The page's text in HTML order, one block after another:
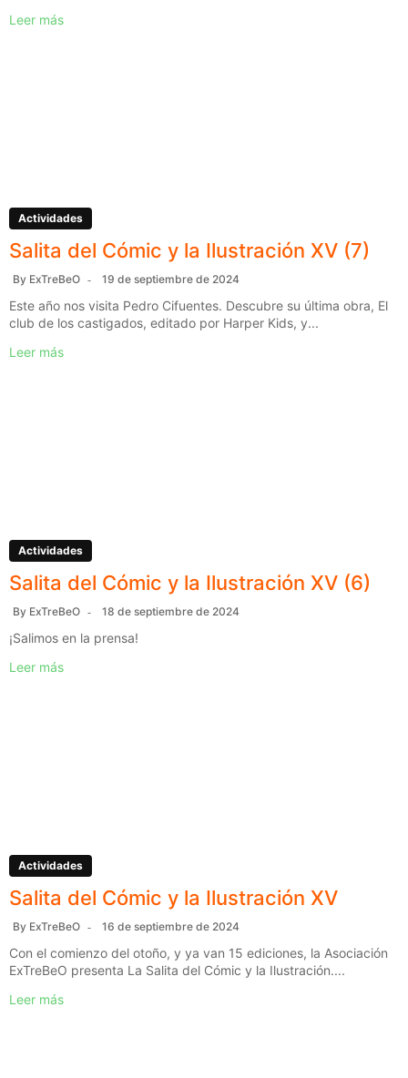
Leer más
Actividades
Salita del Cómic y la Ilustración XV (7)
By ExTreBeO 19 de septiembre de 2024
Este año nos visita Pedro Cifuentes. Descubre su última obra, El
club de los castigados, editado por Harper Kids, y...
Leer más
Actividades
Salita del Cómic y la Ilustración XV (6)
By ExTreBeO 18 de septiembre de 2024
¡Salimos en la prensa!
Leer más
Actividades
Salita del Cómic y la Ilustración XV
By ExTreBeO 16 de septiembre de 2024
Con el comienzo del otoño, y ya van 15 ediciones, la Asociación
ExTreBeO presenta La Salita del Cómic y la Ilustración....
Leer más